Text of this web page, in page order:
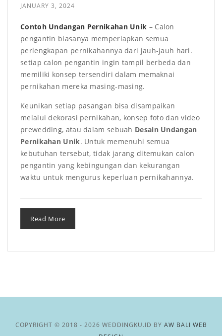
JANUARY 3, 2024
Contoh Undangan Pernikahan Unik – Calon
pengantin biasanya memperiapkan semua
perlengkapan pernikahannya dari jauh-jauh hari.
setiap calon pengantin ingin tampil berbeda dan
memiliki konsep tersendiri dalam memaknai
pernikahan mereka masing-masing.
Keunikan setiap pasangan bisa disampaikan
melalui dekorasi pernikahan, konsep foto dan video
prewedding, atau dalam sebuah Desain Undangan
Pernikahan Unik. Untuk memenuhi semua
kebutuhan tersebut, tidak jarang ditemukan calon
pengantin yang kebingungan dan kekurangan
waktu untuk mengurus keperluan pernikahannya.
Read More
COPYRIGHT © 2018 - 2026 WEDDINGKU.ID BY AW BALI WEB